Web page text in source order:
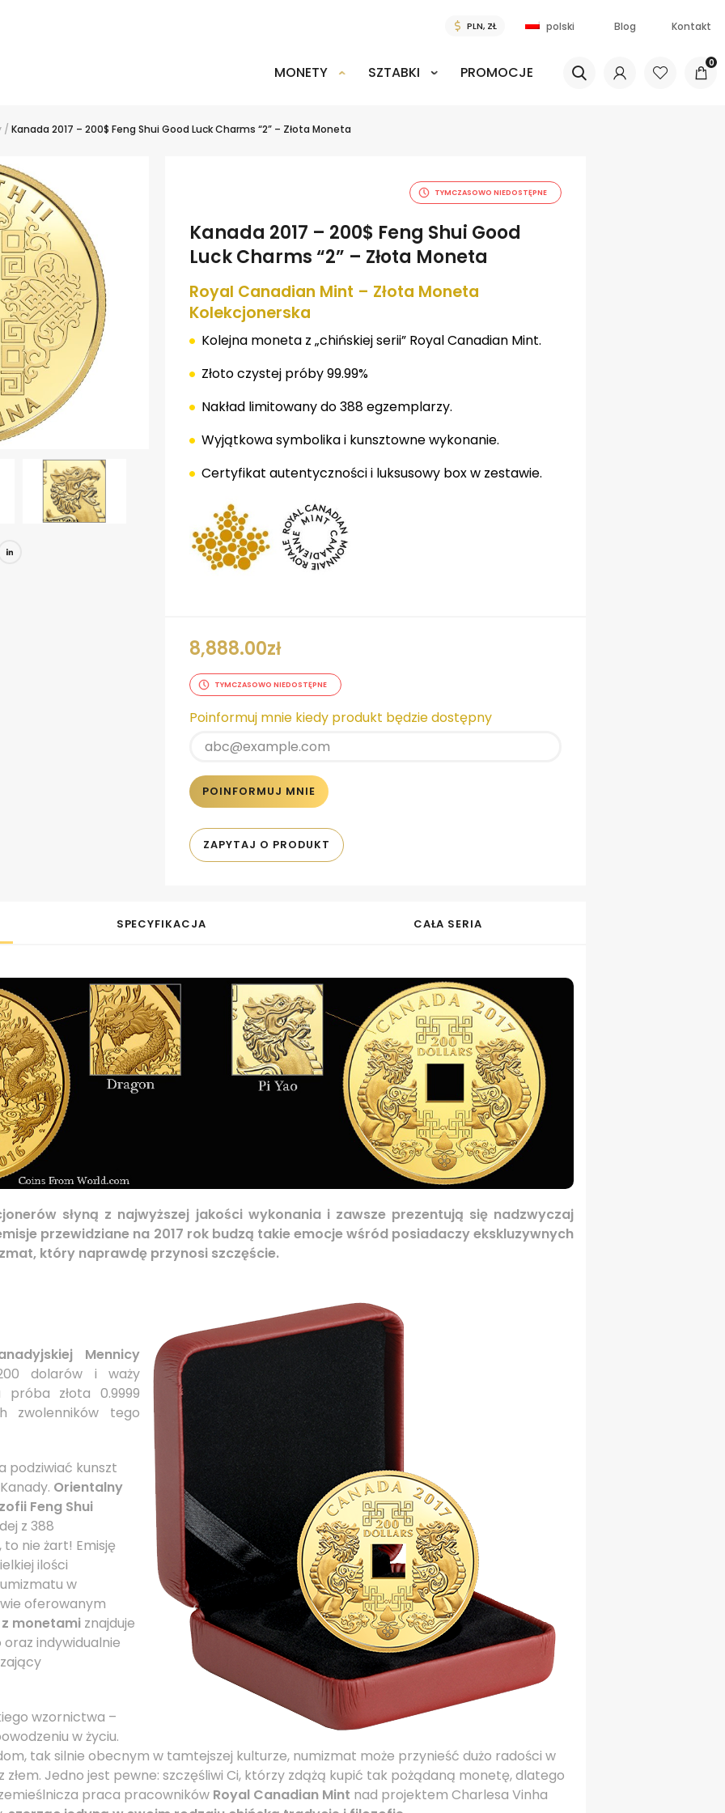
polski Blog Kontakt
MONETY SZTABKI PROMOCJE
0
/ Kanada 2017 – 200$ Feng Shui Good Luck Charms “2” – Złota Moneta
TYMCZASOWO NIEDOSTĘPNE
Kanada 2017 – 200$ Feng Shui Good
Luck Charms “2” – Złota Moneta
Royal Canadian Mint – Złota Moneta
Kolekcjonerska
Kolejna moneta z „chińskiej serii” Royal Canadian Mint.
Złoto czystej próby 99.99%
Nakład limitowany do 388 egzemplarzy.
Wyjątkowa symbolika i kunsztowne wykonanie.
Certyfikat autentyczności i luksusowy box w zestawie.
8,888.00zł
TYMCZASOWO NIEDOSTĘPNE
Poinformuj mnie kiedy produkt będzie dostępny
POINFORMUJ MNIE
ZAPYTAJ O PRODUKT
SPECYFIKACJA CAŁA SERIA
słyną z najwyższej jakości wykonania i zawsze prezentują się nadzwyczaj
przewidziane na 2017 rok budzą takie emocje wśród posiadaczy ekskluzywnych
który naprawdę przynosi szczęście.
Mennicy
dolarów i waży
próba złota 0.9999
zwolenników tego
podziwiać kunszt
Orientalny
Feng Shui
z 388
nie żart! Emisję
ilości
w
oferowanym
monetami znajduje
indywidualnie
wzornictwa –
w życiu.
tak silnie obecnym w tamtejszej kulturze, numizmat może przynieść dużo radości w
Jedno jest pewne: szczęśliwi Ci, którzy zdążą kupić tak pożądaną monetę, dlatego
praca pracowników Royal Canadian Mint nad projektem Charlesa Vinha